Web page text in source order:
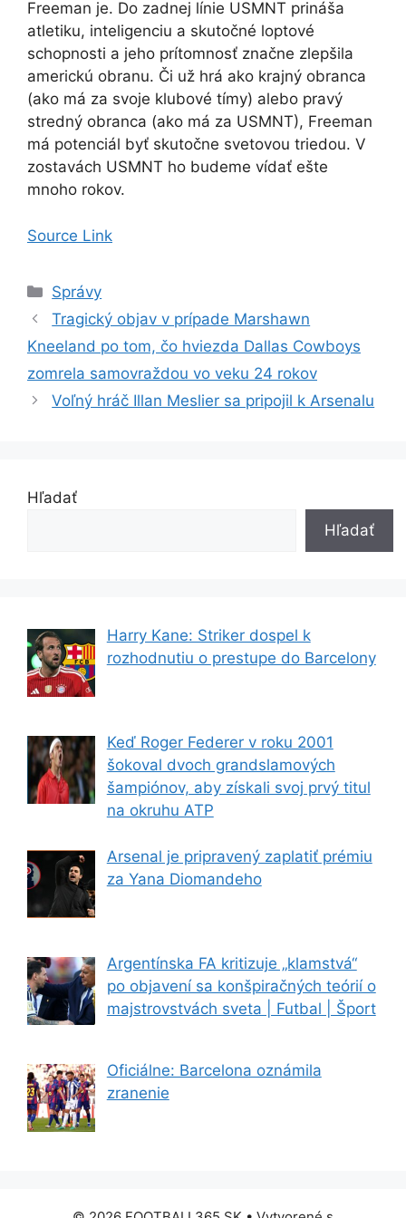
Freeman je. Do zadnej línie USMNT prináša
atletiku, inteligenciu a skutočné loptové
schopnosti a jeho prítomnosť značne zlepšila
americkú obranu. Či už hrá ako krajný obranca
(ako má za svoje klubové tímy) alebo pravý
stredný obranca (ako má za USMNT), Freeman
má potenciál byť skutočne svetovou triedou. V
zostavách USMNT ho budeme vídať ešte
mnoho rokov.
Source Link
Kategórie
Správy
Tragický objav v prípade Marshawn
Kneeland po tom, čo hviezda Dallas Cowboys
zomrela samovraždou vo veku 24 rokov
Voľný hráč Illan Meslier sa pripojil k Arsenalu
Hľadať
Hľadať
Harry Kane: Striker dospel k
rozhodnutiu o prestupe do Barcelony
Keď Roger Federer v roku 2001
šokoval dvoch grandslamových
šampiónov, aby získali svoj prvý titul
na okruhu ATP
Arsenal je pripravený zaplatiť prémiu
za Yana Diomandeho
Argentínska FA kritizuje „klamstvá“
po objavení sa konšpiračných teórií o
majstrovstvách sveta | Futbal | Šport
Oficiálne: Barcelona oznámila
zranenie